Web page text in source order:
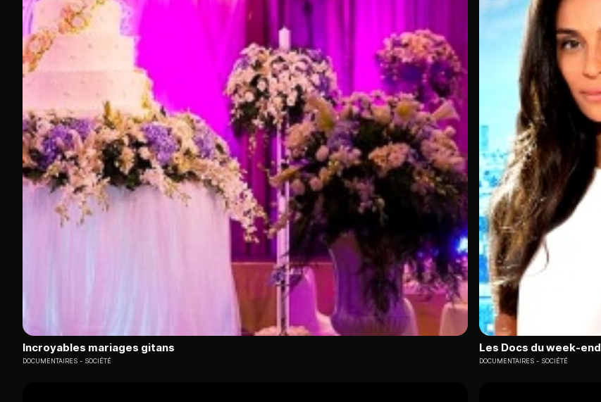
Incroyables mariages gitans
DOCUMENTAIRES SOCIÉTÉ
Les Docs du week-end
DOCUMENTAIRES SOCIÉTÉ